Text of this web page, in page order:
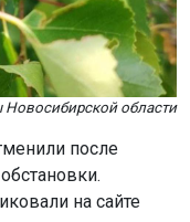
области
после
на сайте